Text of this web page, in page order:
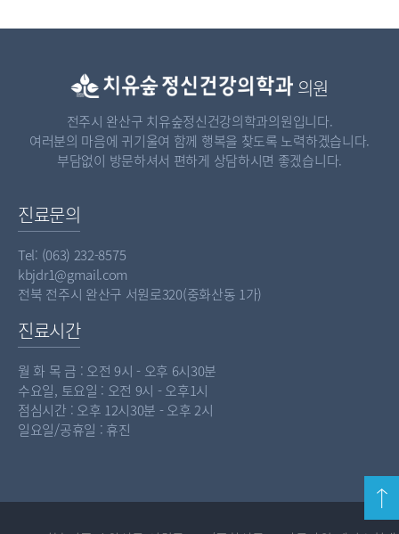
의원
전주시 완산구 치유숲정신건강의학과의원입니다.
여러분의 마음에 귀기울여 함께 행복을 찾도록 노력하겠습니다.
부담없이 방문하셔서 편하게 상담하시면 좋겠습니다.
진료문의
Tel: (063) 232-8575
kbjdr1@gmail.com
전북 전주시 완산구 서원로320(중화산동 1가)
진료시간
월 화 목 금 : 오전 9시 - 오후 6시30분
수요일, 토요일 : 오전 9시 - 오후1시
점심시간 : 오후 12시30분 - 오후 2시
일요일/공휴일 : 휴진